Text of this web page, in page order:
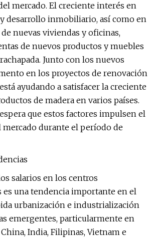
mercado. El creciente interés en
desarrollo inmobiliario, así como en
nuevas viviendas y oficinas,
de nuevos productos y muebles
Junto con los nuevos
en los proyectos de renovación
ayudando a satisfacer la creciente
de madera en varios países.
que estos factores impulsen el
durante el período de
salarios en los centros
es una tendencia importante en el
urbanización e industrialización
emergentes, particularmente en
India, Filipinas, Vietnam e